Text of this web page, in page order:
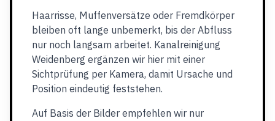
Haarrisse, Muffenversätze oder Fremdkörper
bleiben oft lange unbemerkt, bis der Abfluss
nur noch langsam arbeitet. Kanalreinigung
Weidenberg ergänzen wir hier mit einer
Sichtprüfung per Kamera, damit Ursache und
Position eindeutig feststehen.
Auf Basis der Bilder empfehlen wir nur